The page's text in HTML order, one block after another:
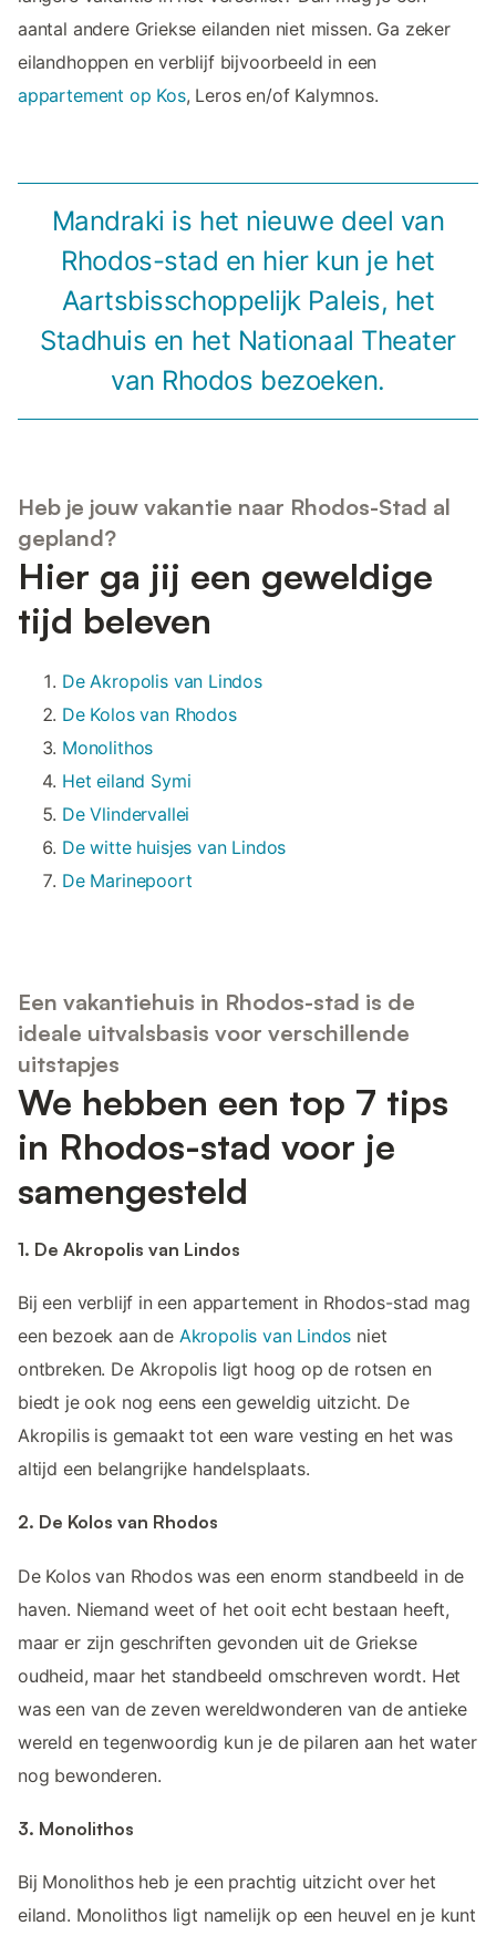
aantal andere Griekse eilanden niet missen. Ga zeker
eilandhoppen en verblijf bijvoorbeeld in een
appartement op Kos, Leros en/of Kalymnos.
Mandraki is het nieuwe deel van
Rhodos-stad en hier kun je het
Aartsbisschoppelijk Paleis, het
Stadhuis en het Nationaal Theater
van Rhodos bezoeken.
Heb je jouw vakantie naar Rhodos-Stad al
gepland?
Hier ga jij een geweldige
tijd beleven
De Akropolis van Lindos
De Kolos van Rhodos
Monolithos
Het eiland Symi
De Vlindervallei
De witte huisjes van Lindos
De Marinepoort
Een vakantiehuis in Rhodos-stad is de
ideale uitvalsbasis voor verschillende
uitstapjes
We hebben een top 7 tips
in Rhodos-stad voor je
samengesteld
1. De Akropolis van Lindos
Bij een verblijf in een appartement in Rhodos-stad mag
een bezoek aan de Akropolis van Lindos niet
ontbreken. De Akropolis ligt hoog op de rotsen en
biedt je ook nog eens een geweldig uitzicht. De
Akropilis is gemaakt tot een ware vesting en het was
altijd een belangrijke handelsplaats.
2. De Kolos van Rhodos
De Kolos van Rhodos was een enorm standbeeld in de
haven. Niemand weet of het ooit echt bestaan heeft,
maar er zijn geschriften gevonden uit de Griekse
oudheid, maar het standbeeld omschreven wordt. Het
was een van de zeven wereldwonderen van de antieke
wereld en tegenwoordig kun je de pilaren aan het water
nog bewonderen.
3. Monolithos
Bij Monolithos heb je een prachtig uitzicht over het
eiland. Monolithos ligt namelijk op een heuvel en je kunt